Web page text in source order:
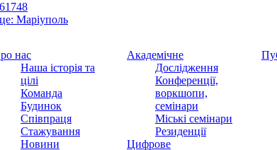
61748
Маріуполь
нас
Наша історія та
цілі
Команда
Будинок
Співпраця
Стажування
Новини
Академічне
Дослідження
Конференції,
воркшопи,
семінари
Міські семінари
Резиденції
Цифрове